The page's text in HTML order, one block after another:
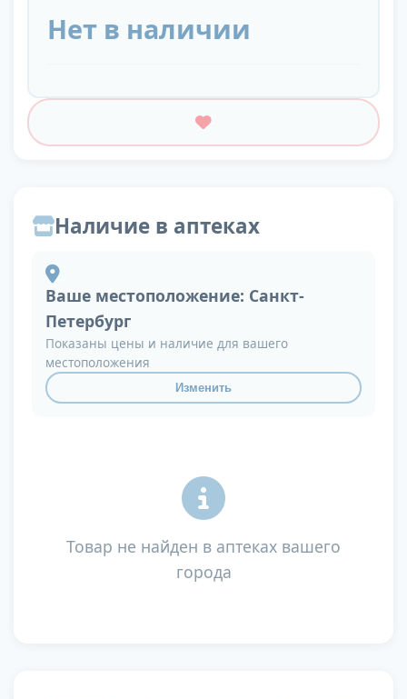
Нет в наличии
Наличие в аптеках
Ваше местоположение: Санкт-
Петербург
Показаны цены и наличие для вашего
местоположения
Изменить
Товар не найден в аптеках вашего
города